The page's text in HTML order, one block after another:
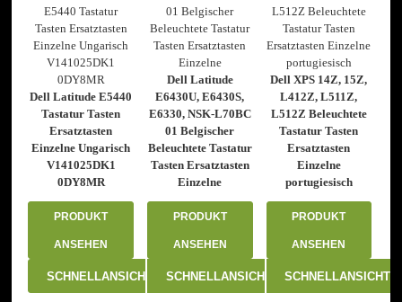
Dell Latitude E5440
Tastatur Tasten
Ersatztasten
Einzelne Ungarisch
V141025DK1
0DY8MR
PRODUKT
ANSEHEN
SCHNELLANSICHT
Dell Latitude
E6430U, E6430S,
E6330, NSK-L70BC
01 Belgischer
Beleuchtete Tastatur
Tasten Ersatztasten
Einzelne
PRODUKT
ANSEHEN
SCHNELLANSICHT
Dell XPS 14Z, 15Z,
L412Z, L511Z,
L512Z Beleuchtete
Tastatur Tasten
Ersatztasten
Einzelne
portugiesisch
PRODUKT
ANSEHEN
SCHNELLANSICHT